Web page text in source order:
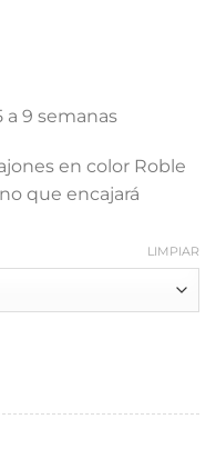
a 9 semanas
en color Roble
que encajará
LIMPIAR